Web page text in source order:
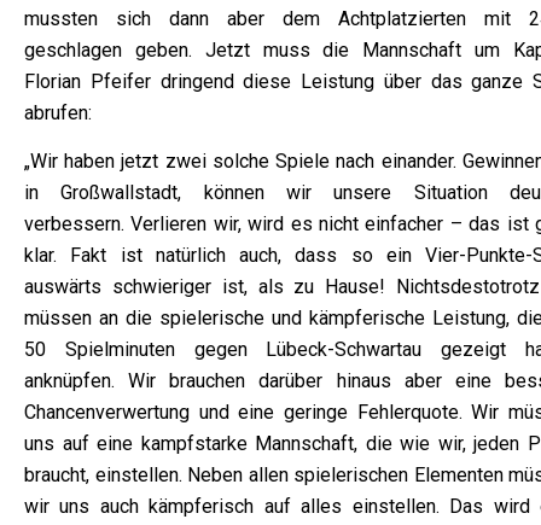
mussten sich dann aber dem Achtplatzierten mit
geschlagen geben. Jetzt muss die Mannschaft um
Florian Pfeifer dringend diese Leistung über das ganze
abrufen:
„Wir haben jetzt zwei solche Spiele nach einander.
in Großwallstadt, können wir unsere Situation
verbessern. Verlieren wir, wird es nicht einfacher – das ist
klar. Fakt ist natürlich auch, dass so ein Vier-Punkte-
auswärts schwieriger ist, als zu Hause!
müssen an die spielerische und kämpferische Leistung,
50 Spielminuten gegen Lübeck-Schwartau gezeigt
anknüpfen. Wir brauchen darüber hinaus aber eine
Chancenverwertung und eine geringe Fehlerquote. Wir
uns auf eine kampfstarke Mannschaft, die wie wir, jeden
braucht, einstellen. Neben allen spielerischen Elementen
wir uns auch kämpferisch auf alles einstellen. Das wird